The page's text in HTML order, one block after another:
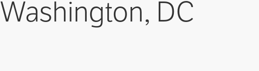
Washington, DC